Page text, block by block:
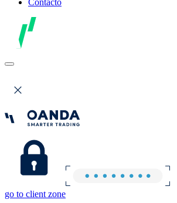
go to client zone